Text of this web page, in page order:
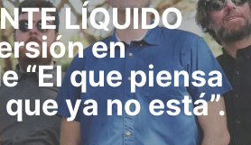
LÍQUIDO
en
“El que piensa
ya no está”.